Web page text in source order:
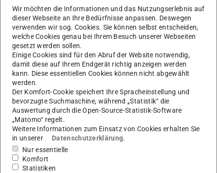
Ziel des Teilprojektes ist die gezielte Mikrostrukturelle
Anpassung zur magnetischen Härtung ferromagnetischer
Materialien wie SmCo5 und Nd2Fe14B durch hochgradige
plastische Umformung mittels Hochdrucktorsionspressen.
Der Prozess wird dabei sowohl an Vollmaterial als auch
an Pulvern, zur Herstellung von nanostrukturierten
Kompositen oder homogenen, übersättigten
Mischkristallen, angewendet. Durch die Verwendung von
Pulvern als Ausgangsmaterialien können Grenzen
herkömmlicher Produktionsverfahren überwunden
werden, da keine Beschränkung durch ein
Phasendiagramm besteht. Der Prozess führt dabei
aufgrund der hohen Drücke und den hohen plastischen
Dehnungen sowohl zur Konsolidierung der Pulver als
Wir möchten die Informationen und das Nutzungserlebnis auf
dieser Webseite an Ihre Bedürfnisse anpassen. Deswegen
verwenden wir sog. Cookies. Sie können selbst entscheiden,
welche Cookies genau bei Ihrem Besuch unserer Webseiten
gesetzt werden sollen.
Einige Cookies sind für den Abruf der Website notwendig,
damit diese auf Ihrem Endgerät richtig anzeigen werden
kann. Diese essentiellen Cookies können nicht abgewählt
werden.
Der Komfort-Cookie speichert Ihre Spracheinstellung und
bevorzugte Suchmaschine, während „Statistik“ die
Auswertung durch die Open-Source-Statistik-Software
„Matomo“ regelt.
Weitere Informationen zum Einsatz von Cookies erhalten Sie
in unserer
Datenschutzerklärung.
Nur essentielle
Komfort
Statistiken